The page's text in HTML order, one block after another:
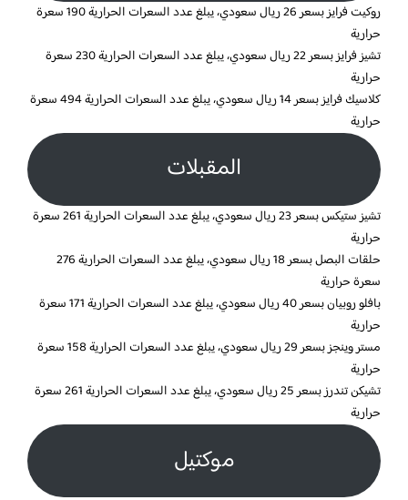
روكيت فرايز بسعر 26 ريال سعودي، يبلغ عدد السعرات الحرارية 190 سعرة
حرارية
تشيز فرايز بسعر 22 ريال سعودي، يبلغ عدد السعرات الحرارية 230 سعرة
حرارية
كلاسيك فرايز بسعر 14 ريال سعودي، يبلغ عدد السعرات الحرارية 494 سعرة
حرارية
المقبلات
تشيز ستيكس بسعر 23 ريال سعودي، يبلغ عدد السعرات الحرارية 261 سعرة
حرارية
حلقات البصل بسعر 18 ريال سعودي، يبلغ عدد السعرات الحرارية 276
سعرة حرارية
بافلو روبيان بسعر 40 ريال سعودي، يبلغ عدد السعرات الحرارية 171 سعرة
حرارية
مستر وينجز بسعر 29 ريال سعودي، يبلغ عدد السعرات الحرارية 158 سعرة
حرارية
تشيكن تندرز بسعر 25 ريال سعودي، يبلغ عدد السعرات الحرارية 261 سعرة
حرارية
موكتيل